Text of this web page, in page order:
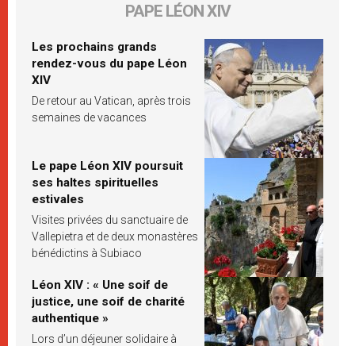
PAPE LÉON XIV
Les prochains grands
rendez-vous du pape Léon
XIV
De retour au Vatican, après trois
semaines de vacances
Le pape Léon XIV poursuit
ses haltes spirituelles
estivales
Visites privées du sanctuaire de
Vallepietra et de deux monastères
bénédictins à Subiaco
Léon XIV : « Une soif de
justice, une soif de charité
authentique »
Lors d’un déjeuner solidaire à